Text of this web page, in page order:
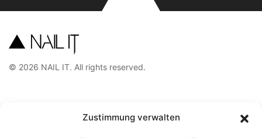
Zustimmung verwalten
© 2026 NAIL IT. All rights reserved.